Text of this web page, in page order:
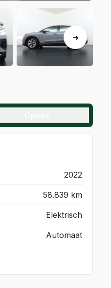
2022
58.839 km
Elektrisch
Automaat